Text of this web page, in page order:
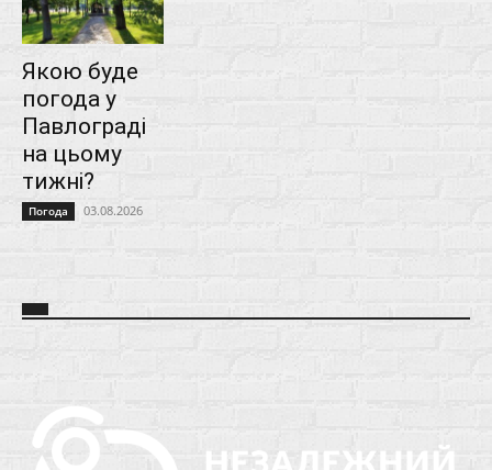
Якою буде
погода у
Павлограді
на цьому
тижні?
Погода 03.08.2026